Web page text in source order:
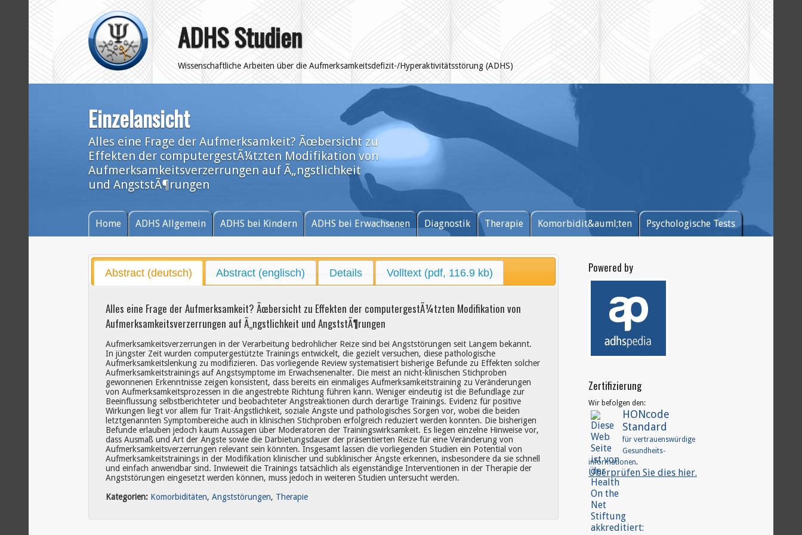
ADHS Studien
Wissenschaftliche Arbeiten über die Aufmerksamkeitsdefizit-/Hyperaktivitätsstörung (ADHS)
Einzelansicht
Alles eine Frage der Aufmerksamkeit? Ãœbersicht zu
Effekten der computergestÃ¼tzten Modifikation von
Aufmerksamkeitsverzerrungen auf Ã„ngstlichkeit
und AngststÃ¶rungen
Home ADHS Allgemein ADHS bei Kindern ADHS bei Erwachsenen Diagnostik Therapie Komorbidit&auml;ten Psychologische Tests
Abstract (deutsch) Abstract (englisch) Details Volltext (pdf, 116.9 kb)
Alles eine Frage der Aufmerksamkeit? Ãœbersicht zu Effekten der computergestÃ¼tzten Modifikation von
Aufmerksamkeitsverzerrungen auf Ã„ngstlichkeit und AngststÃ¶rungen
Aufmerksamkeitsverzerrungen in der Verarbeitung bedrohlicher Reize sind bei Angststörungen seit Langem bekannt.
In jüngster Zeit wurden computergestützte Trainings entwickelt, die gezielt versuchen, diese pathologische
Aufmerksamkeitslenkung zu modifizieren. Das vorliegende Review systematisiert bisherige Befunde zu Effekten solcher
Aufmerksamkeitstrainings auf Angstsymptome im Erwachsenenalter. Die meist an nicht-klinischen Stichproben
gewonnenen Erkenntnisse zeigen konsistent, dass bereits ein einmaliges Aufmerksamkeitstraining zu Veränderungen
von Aufmerksamkeitsprozessen in die angestrebte Richtung führen kann. Weniger eindeutig ist die Befundlage zur
Beeinflussung selbstberichteter und beobachteter Angstreaktionen durch derartige Trainings. Evidenz für positive
Wirkungen liegt vor allem für Trait-Ängstlichkeit, soziale Ängste und pathologisches Sorgen vor, wobei die beiden
letztgenannten Symptombereiche auch in klinischen Stichproben erfolgreich reduziert werden konnten. Die bisherigen
Befunde erlauben jedoch kaum Aussagen über Moderatoren der Trainingswirksamkeit. Es liegen einzelne Hinweise vor,
dass Ausmaß und Art der Ängste sowie die Darbietungsdauer der präsentierten Reize für eine Veränderung von
Aufmerksamkeitsverzerrungen relevant sein könnten. Insgesamt lassen die vorliegenden Studien ein Potential von
Aufmerksamkeitstrainings in der Modifikation klinischer und subklinischer Ängste erkennen, insbesondere da sie schnell
und einfach anwendbar sind. Inwieweit die Trainings tatsächlich als eigenständige Interventionen in der Therapie der
Angststörungen eingesetzt werden können, muss jedoch in weiteren Studien untersucht werden.
Kategorien: Komorbiditäten,Angststörungen, Therapie
Powered by
Zertifizierung
Wir befolgen den:
HONcode
Standard
für vertrauenswürdige
Gesundheits-
informationen.
Überprüfen Sie dies hier.